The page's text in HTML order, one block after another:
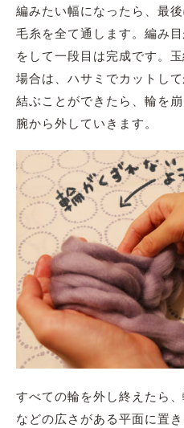
編みたい幅になったら、最
毛糸を全て通します。編み
をして一段目は完成です。
場合は、ハサミでカットし
結ぶことができたら、輪を
腕から外していきます。
すべての輪を外し終えたら
などの広さがある平面に置き